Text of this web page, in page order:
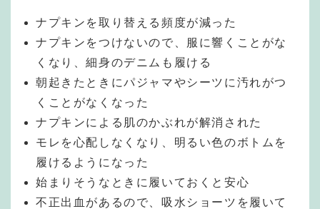
ナプキンを取り替える頻度が減った
ナプキンをつけないので、服に響くことがな
くなり、細身のデニムも履ける
朝起きたときにパジャマやシーツに汚れがつ
くことがなくなった
ナプキンによる肌のかぶれが解消された
モレを心配しなくなり、明るい色のボトムを
履けるようになった
始まりそうなときに履いておくと安心
不正出血があるので、吸水ショーツを履いて